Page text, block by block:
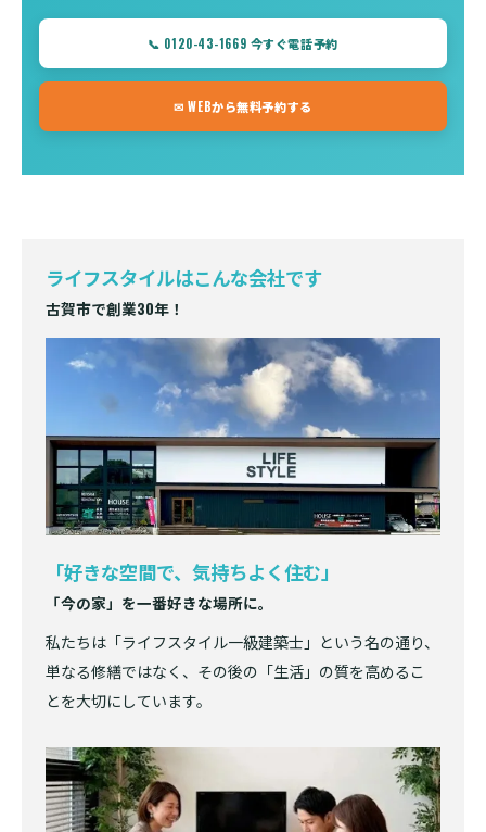
📞 0120-43-1669 今すぐ電話予約
✉ WEBから無料予約する
ライフスタイルはこんな会社です
古賀市で創業30年！
「好きな空間で、気持ちよく住む」
「今の家」を一番好きな場所に。
私たちは「ライフスタイル一級建築士」という名の通り、
単なる修繕ではなく、その後の「生活」の質を高めるこ
とを大切にしています。